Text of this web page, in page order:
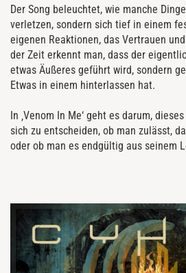
Der Song beleuchtet, wie manche
verletzen, sondern sich tief in einem
eigenen Reaktionen, das Vertrauen
der Zeit erkennt man, dass der
etwas Äußeres geführt wird, sondern
Etwas in einem hinterlassen hat.
In ‚Venom In Me‘ geht es darum,
sich zu entscheiden, ob man zulässt,
oder ob man es endgültig aus seinem